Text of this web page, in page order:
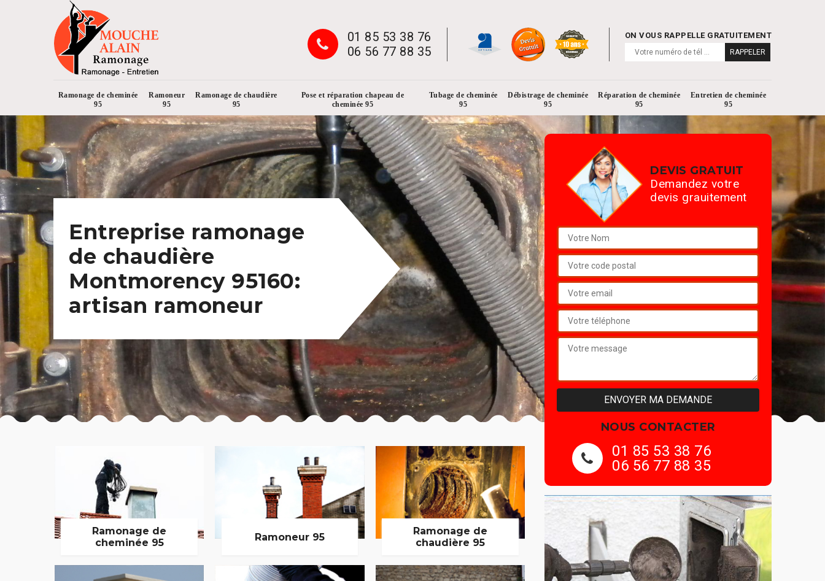
01 85 53 38 76
06 56 77 88 35
ON VOUS RAPPELLE GRATUITEMENT
Ramonage de cheminée
95
Ramoneur
95
Ramonage de chaudière
95
Pose et réparation chapeau de
cheminée 95
Tubage de cheminée
95
Débistrage de cheminée
95
Réparation de cheminée
95
Entretien de cheminée
95
Entreprise ramonage
de chaudière
Montmorency 95160:
artisan ramoneur
Ramonage de
cheminée 95
Ramoneur 95
Ramonage de
chaudière 95
DEVIS GRATUIT
Demandez votre
devis grauitement
NOUS CONTACTER
01 85 53 38 76
06 56 77 88 35